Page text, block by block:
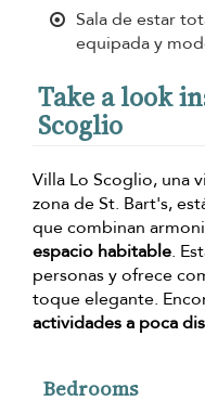
Sala de estar
equipada y
Take a look
Scoglio
Villa Lo Scoglio, una
zona de St. Bart's,
que combinan
espacio habitable.
personas y ofrece
toque elegante.
actividades a poca
Bedrooms